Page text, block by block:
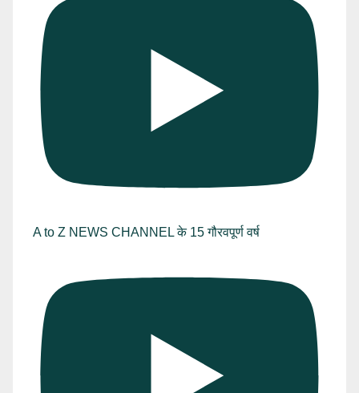
A to Z NEWS CHANNEL के 15 गौरवपूर्ण वर्ष